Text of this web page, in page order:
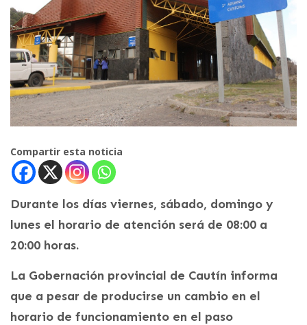
Compartir esta noticia
Durante los días viernes, sábado, domingo y
lunes el horario de atención será de 08:00 a
20:00 horas.
La Gobernación provincial de Cautín informa
que a pesar de producirse un cambio en el
horario de funcionamiento en el paso